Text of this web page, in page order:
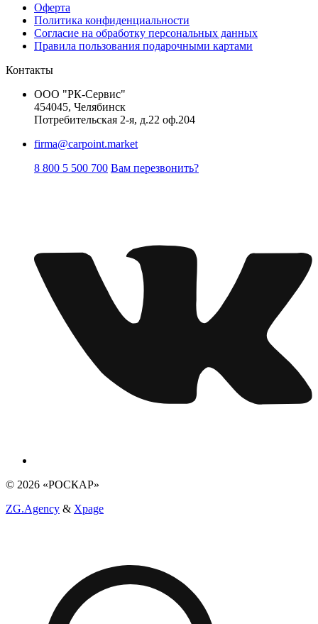
Оферта
Политика конфиденциальности
Согласие на обработку персональных данных
Правила пользования подарочными картами
Контакты
ООО "РК-Сервис"
454045, Челябинск
Потребительская 2-я, д.22 оф.204
firma@carpoint.market
8 800 5 500 700 Вам перезвонить?
© 2026 «РОСКАР»
ZG.Agency & Xpage